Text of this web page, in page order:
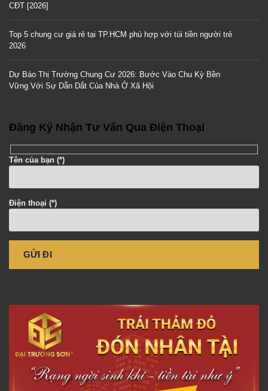
CĐT [2026]
Top 5 chung cư giá rẻ tại TP.HCM phù hợp với túi tiền người trẻ
2026
Dự Báo Thị Trường Chung Cư 2026: Bước Vào Chu Kỳ Bền
Vững Với Sự Dẫn Dắt Của Nhà Ở Xã Hội
Đăng Ký Nhận Tư Vấn Qua Điện Thoại
Tên của bạn (*)
Điện thoại (*)